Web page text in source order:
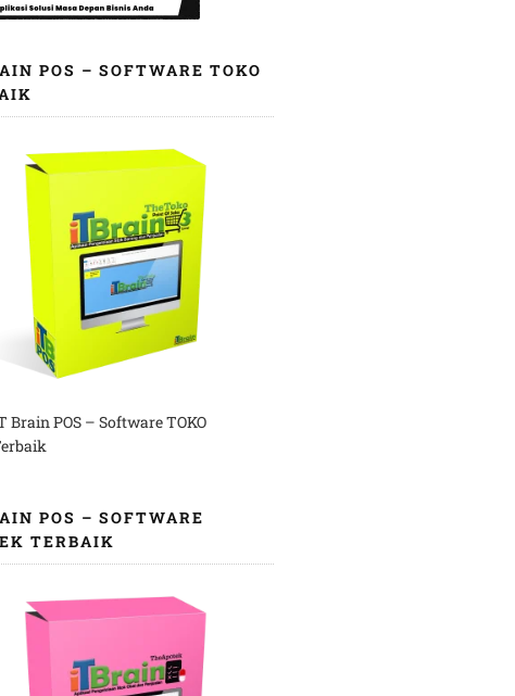
POS – SOFTWARE TOKO
Brain POS – Software TOKO
POS – SOFTWARE
TERBAIK